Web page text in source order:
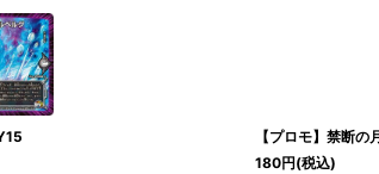
【プロモ】禁断
180円(税込)